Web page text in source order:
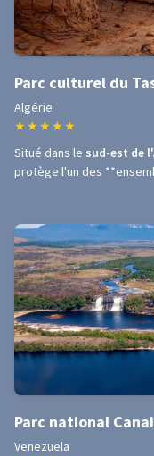
Parc culturel du
Algérie
★ ★ ★ ★ ★
Situé dans le sud-est de
protège l'un des
Parc national
Venezuela